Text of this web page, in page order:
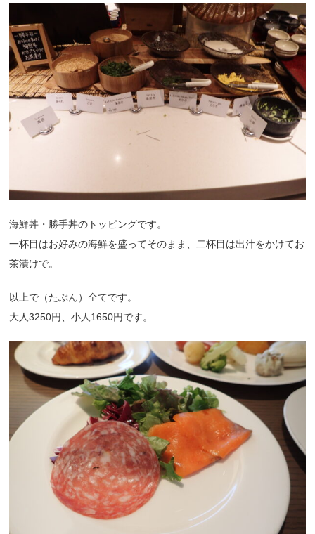
海鮮丼・勝手丼のトッピングです。
一杯目はお好みの海鮮を盛ってそのまま、二杯目は出汁をかけてお
茶漬けで。
以上で（たぶん）全てです。
大人3250円、小人1650円です。